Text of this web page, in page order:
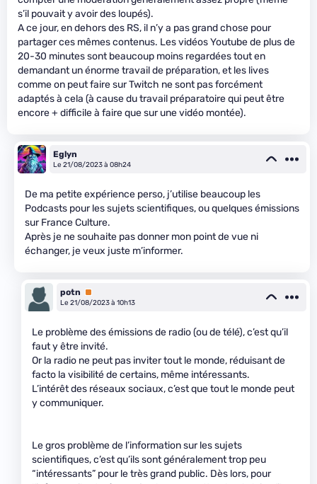
s’il pouvait y avoir des loupés).
A ce jour, en dehors des RS, il n’y a pas grand chose pour
partager ces mêmes contenus. Les vidéos Youtube de plus de
20-30 minutes sont beaucoup moins regardées tout en
demandant un énorme travail de préparation, et les lives
comme on peut faire sur Twitch ne sont pas forcément
adaptés à cela (à cause du travail préparatoire qui peut être
encore + difficile à faire que sur une vidéo montée).
Eglyn
Le 21/08/2023 à 08h24
De ma petite expérience perso, j’utilise beaucoup les
Podcasts pour les sujets scientifiques, ou quelques émissions
sur France Culture.
Après je ne souhaite pas donner mon point de vue ni
échanger, je veux juste m’informer.
potn
Premium
Le 21/08/2023 à 10h13
Le problème des émissions de radio (ou de télé), c’est qu’il
faut y être invité.
Or la radio ne peut pas inviter tout le monde, réduisant de
facto la visibilité de certains, même intéressants.
L’intérêt des réseaux sociaux, c’est que tout le monde peut
y communiquer.
Le gros problème de l’information sur les sujets
scientifiques, c’est qu’ils sont généralement trop peu
“intéressants” pour le très grand public. Dès lors, pour